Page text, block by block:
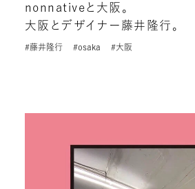
nonnativeと大阪。
大阪とデザイナー藤井隆行。
#藤井隆行 #osaka #大阪